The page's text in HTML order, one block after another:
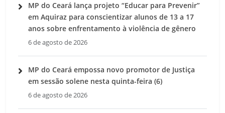
MP do Ceará lança projeto “Educar para Prevenir”
em Aquiraz para conscientizar alunos de 13 a 17
anos sobre enfrentamento à violência de gênero
6 de agosto de 2026
MP do Ceará empossa novo promotor de Justiça
em sessão solene nesta quinta-feira (6)
6 de agosto de 2026